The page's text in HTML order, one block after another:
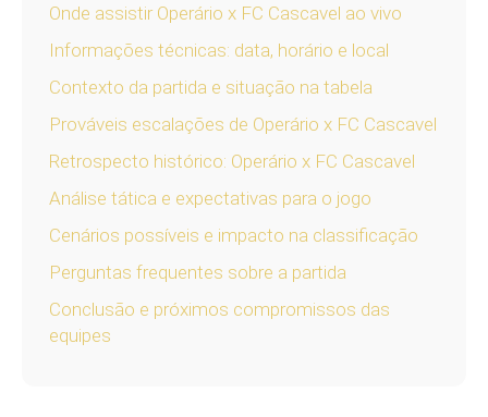
Onde assistir Operário x FC Cascavel ao vivo
Informações técnicas: data, horário e local
Contexto da partida e situação na tabela
Prováveis escalações de Operário x FC Cascavel
Retrospecto histórico: Operário x FC Cascavel
Análise tática e expectativas para o jogo
Cenários possíveis e impacto na classificação
Perguntas frequentes sobre a partida
Conclusão e próximos compromissos das
equipes